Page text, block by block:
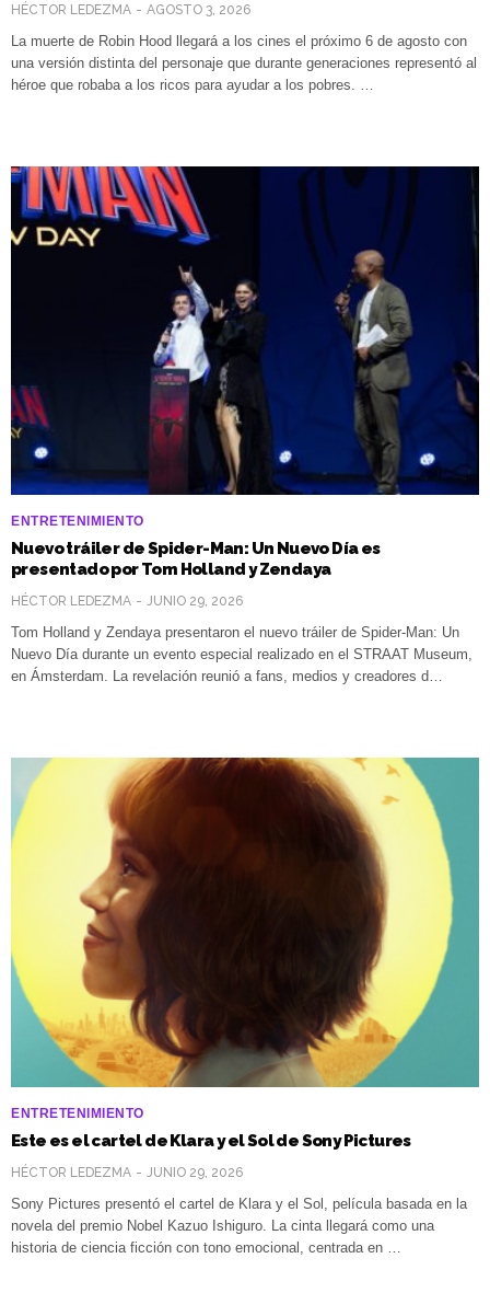
HÉCTOR LEDEZMA AGOSTO 3, 2026
La muerte de Robin Hood llegará a los cines el próximo 6 de agosto con
una versión distinta del personaje que durante generaciones representó al
héroe que robaba a los ricos para ayudar a los pobres. …
ENTRETENIMIENTO
Nuevo tráiler de Spider-Man: Un Nuevo Día es
presentado por Tom Holland y Zendaya
HÉCTOR LEDEZMA JUNIO 29, 2026
Tom Holland y Zendaya presentaron el nuevo tráiler de Spider-Man: Un
Nuevo Día durante un evento especial realizado en el STRAAT Museum,
en Ámsterdam. La revelación reunió a fans, medios y creadores d…
ENTRETENIMIENTO
Este es el cartel de Klara y el Sol de Sony Pictures
HÉCTOR LEDEZMA JUNIO 29, 2026
Sony Pictures presentó el cartel de Klara y el Sol, película basada en la
novela del premio Nobel Kazuo Ishiguro. La cinta llegará como una
historia de ciencia ficción con tono emocional, centrada en …